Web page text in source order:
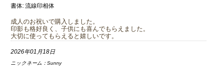
書体: 流線印相体
成人のお祝いで購入しました。
印影も格好良く、子供にも喜んでもらえました。
大切に使ってもらえると嬉しいです。
2026年01月18日
ニックネーム：Sunny